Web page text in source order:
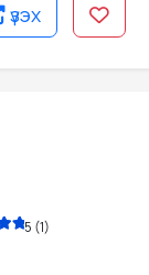
үзэх
5 (1)